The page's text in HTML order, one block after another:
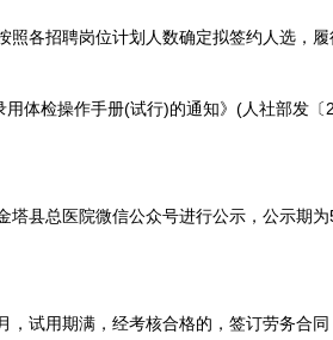
招聘岗位计划人数确定拟签约人选，履
体检操作手册(试行)的通知》(人社部发〔
县总医院微信公众号进行公示，公示期为
试用期满，经考核合格的，签订劳务合同